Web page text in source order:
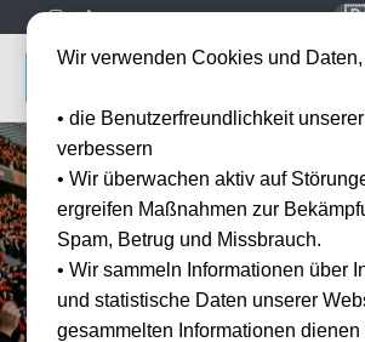
Wir verwenden Cookies und
• die Benutzerfreundlichkeit
verbessern
• Wir überwachen aktiv auf
ergreifen Maßnahmen zur
Spam, Betrug und Missbrauch.
• Wir sammeln Informationen über
und statistische Daten unserer
gesammelten Informationen dienen